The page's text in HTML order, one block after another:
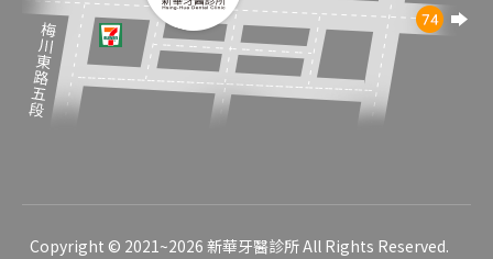
Copyright © 2021~2026 新華牙醫診所 All Rights Reserved.